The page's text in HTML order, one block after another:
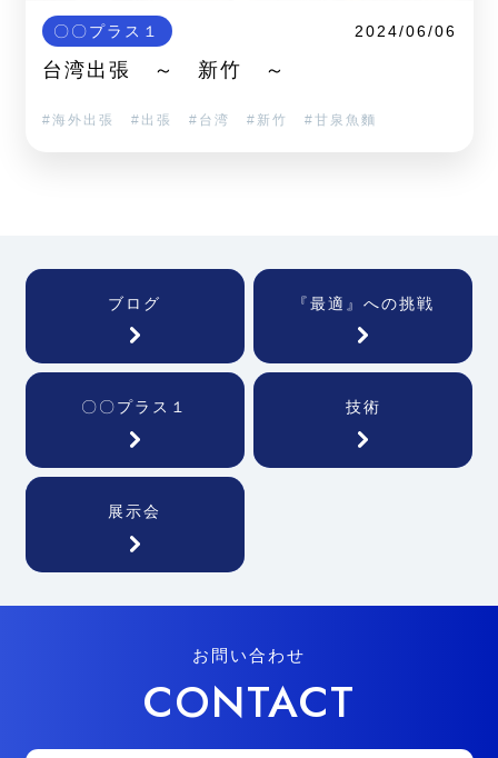
〇〇プラス１ 2024/06/06
台湾出張 ～ 新竹 ～
海外出張 出張 台湾 新竹 甘泉魚麵
ブログ 『最適』への挑戦
〇〇プラス１ 技術
展示会
お問い合わせ
CONTACT